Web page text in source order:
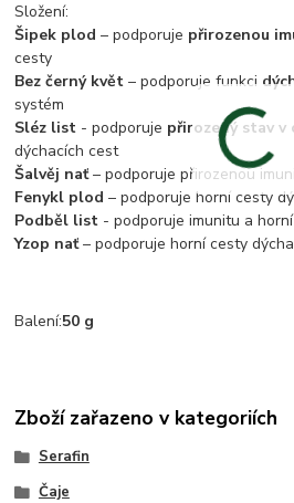
Složení:
Šipek plod – podporuje přirozenou
cesty
Bez černý květ – podporuje funkci
systém
Sléz list - podporuje přirozený stav
dýchacích cest
Šalvěj nať– podporuje přirozenou
Fenykl plod – podporuje horní cesty
Podběl list - podporuje imunitu a
Yzop nať– podporuje horní cesty
Balení:50 g
Zboží zařazeno v kategoriích
Serafin
Čaje